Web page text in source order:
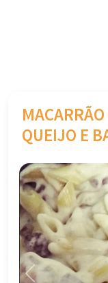
QUEIJO E